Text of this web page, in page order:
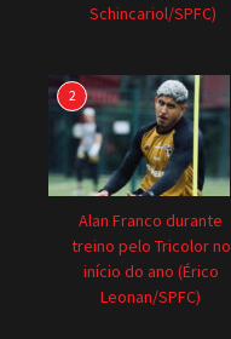
Schincariol/SPFC)
2
Alan Franco durante
treino pelo Tricolor no
início do ano (Érico
Leonan/SPFC)